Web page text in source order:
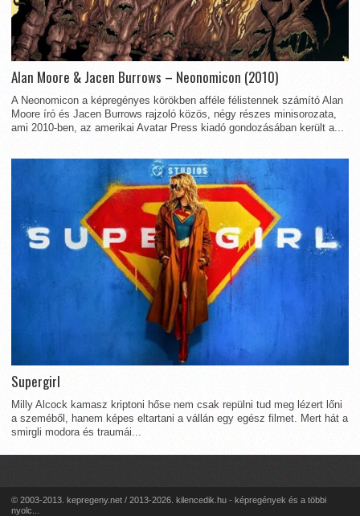
Alan Moore & Jacen Burrows – Neonomicon (2010)
A Neonomicon a képregényes körökben afféle félistennek számító Alan
Moore író és Jacen Burrows rajzoló közös, négy részes minisorozata,
ami 2010-ben, az amerikai Avatar Press kiadó gondozásában került a...
Supergirl
Milly Alcock kamasz kriptoni hőse nem csak repülni tud meg lézert lőni
a szeméből, hanem képes eltartani a vállán egy egész filmet. Mert hát a
smirgli modora és traumái...
© 2003-2013. kepregeny.net / 2013-2026. kilencedik.hu - képregények és a többi
nyolc...